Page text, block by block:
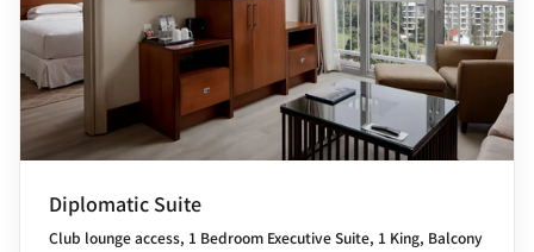
Diplomatic Suite
Club lounge access, 1 Bedroom Executive Suite, 1 King, Balcony